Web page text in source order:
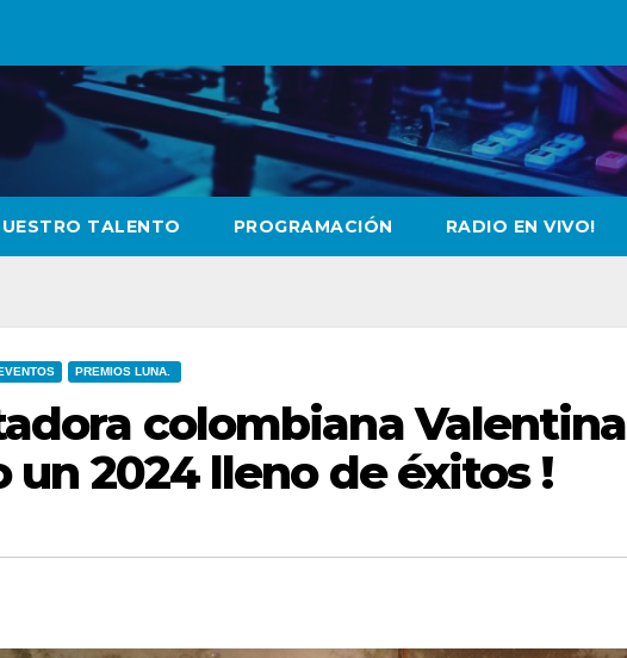
TALENTO PROGRAMACIÓN RADIO EN VIVO!
PREMIOS LUNA.
colombiana Valentina
un 2024 lleno de éxitos !